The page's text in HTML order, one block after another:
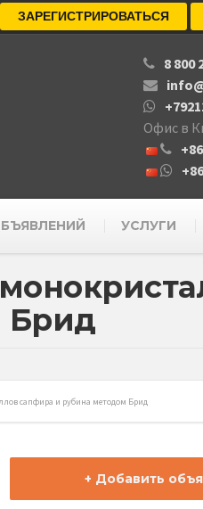
ЗАРЕГИСТРИРОВАТЬСЯ
8 800
Офис в
УСЛУГИ
Брид
сапфира и рубина методом Брид
+ Добавить